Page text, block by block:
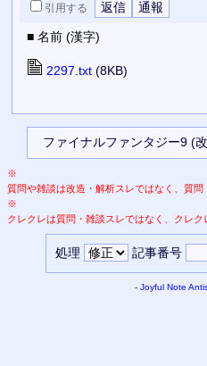
引用する
■ 名前 (漢字)
2297.txt(8KB)
※
質問や雑談は改造・解析スレではなく、質問
※
クレクレは質問・雑談スレではなく、クレク
処理 記事番号
- Joyful Note